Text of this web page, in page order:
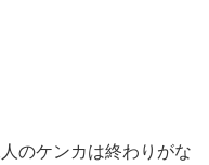
のケンカは終わりがな